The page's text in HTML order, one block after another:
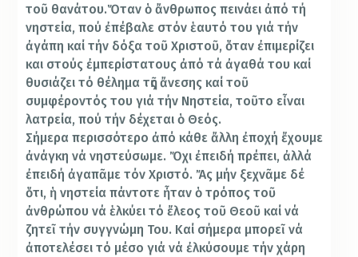
τοῦ θανάτου.Ὅταν ὁ ἄνθρωπος πεινάει ἀπό τή
νηστεία, πού ἐπέβαλε στόν ἑαυτό του γιά τήν
ἀγάπη καί τήν δόξα τοῦ Χριστοῦ, ὅταν ἐπιμερίζει
και στούς ἐμπερίστατους ἀπό τά ἀγαθά του καί
θυσιάζει τό θέλημα τῆς ἄνεσης καί τοῦ
συμφέροντός του γιά τήν Νηστεία, τοῦτο εἶναι
λατρεία, πού τήν δέχεται ὁ Θεός.
Σήμερα περισσότερο ἀπό κάθε ἄλλη ἐποχή ἔχουμε
ἀνάγκη νά νηστεύσωμε. Ὄχι ἐπειδή πρέπει, ἀλλά
ἐπειδή ἀγαπᾶμε τόν Χριστό. Ἄς μήν ξεχνᾶμε δέ
ὅτι, ἡ νηστεία πάντοτε ἦταν ὁ τρόπος τοῦ
ἀνθρώπου νά ἑλκύει τό ἔλεος τοῦ Θεοῦ καί νά
ζητεῖ τήν συγγνώμη Του. Καί σήμερα μπορεῖ νά
ἀποτελέσει τό μέσο γιά νά ἐλκύσουμε τήν χάρη